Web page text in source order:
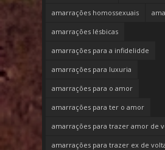
amarrações homossexuais
amarrações lésbicas
amarrações para a infidelidde
amarrações para luxuria
amarrações para o amor
amarrações para ter o amor
amarrações para trazer amor de
amarrações para trazer ex de